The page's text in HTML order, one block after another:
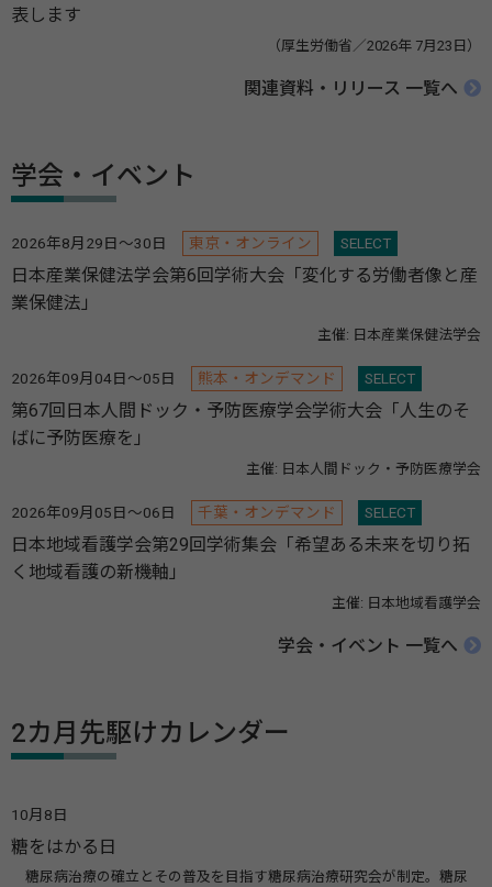
表します
（厚生労働省／2026年 7月23日）
関連資料・リリース 一覧へ
学会・イベント
2026年8月29日～30日 東京・オンライン SELECT
日本産業保健法学会第6回学術大会「変化する労働者像と産
業保健法」
主催: 日本産業保健法学会
2026年09月04日～05日 熊本・オンデマンド SELECT
第67回日本人間ドック・予防医療学会学術大会「人生のそ
ばに予防医療を」
主催: 日本人間ドック・予防医療学会
2026年09月05日～06日 千葉・オンデマンド SELECT
日本地域看護学会第29回学術集会「希望ある未来を切り拓
く地域看護の新機軸」
主催: 日本地域看護学会
学会・イベント 一覧へ
2カ月先駆けカレンダー
10月8日
糖をはかる日
糖尿病治療の確立とその普及を目指す糖尿病治療研究会が制定。糖尿